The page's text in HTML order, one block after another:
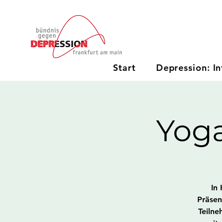
Start Depression:
In